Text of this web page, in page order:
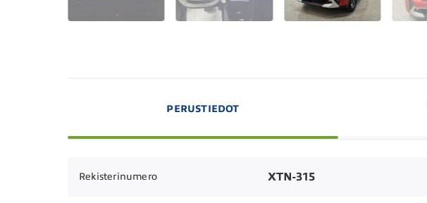
PERUSTIEDOT
Rekisterinumero XTN-315